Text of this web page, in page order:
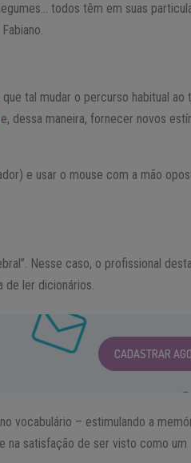
todos têm em suas
tal mudar o percurso habitual ao
e, dessa maneira, fornecer novos
e usar o mouse com a mão
Nesse caso, o profissional
de ler dicionários.
CADASTRAR
vocabulário – estimulando a
na satisfação de ser visto como um